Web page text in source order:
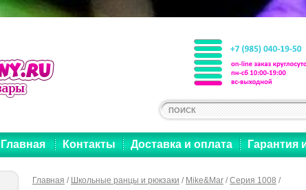
Главная Контакты Доставка и оплата Гарантия
Главная / Школьные ранцы и рюкзаки / Mike&Mar /Серия 1008 /